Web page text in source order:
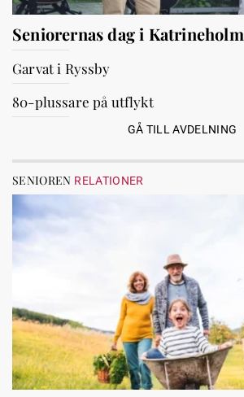
Seniorernas dag i Katrineholm
Garvat i Ryssby
80-plussare på utflykt
GÅ TILL AVDELNING
SENIOREN RELATIONER